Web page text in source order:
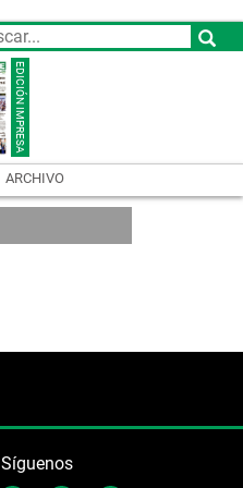
ARCHIVO
Síguenos